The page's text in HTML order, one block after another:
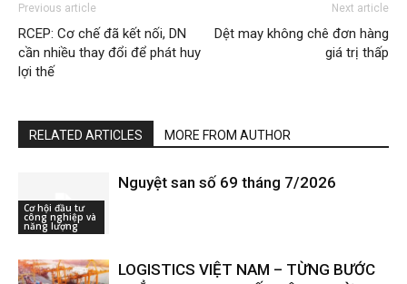
Previous article
RCEP: Cơ chế đã kết nối, DN
cần nhiều thay đổi để phát huy
lợi thế
Next article
Dệt may không chê đơn hàng
giá trị thấp
RELATED ARTICLES MORE FROM AUTHOR
Cơ hội đầu tư
công nghiệp và
năng lượng
Nguyệt san số 69 tháng 7/2026
LOGISTICS VIỆT NAM – TỪNG BƯỚC